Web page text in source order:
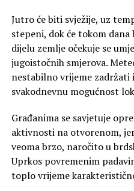
Jutro će biti svježije, uz
stepeni, dok će tokom
dijelu zemlje očekuje se
jugoistočnih smjerova.
nestabilno vrijeme zadržati
svakodnevnu mogućnost
Građanima se savjetuje
aktivnosti na otvorenom,
veoma brzo, naročito u
Uprkos povremenim
toplo vrijeme